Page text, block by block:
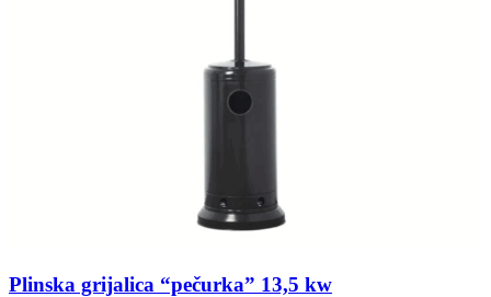
Plinska grijalica “pečurka” 13,5 kw